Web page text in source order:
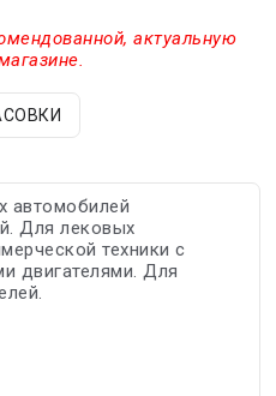
актуальную
автомобилей
Для лековых
техники с
двигателями. Для